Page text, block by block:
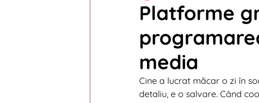
Digital News 2014 Digital News
Digital News 2010
Platforme
media
Cine a lucrat măcar o zi în
detaliu, e o salvare. Când